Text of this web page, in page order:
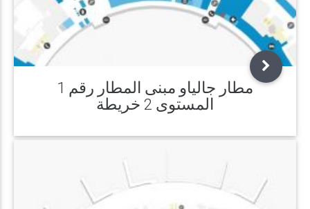
مطار جالياو مبنى المطار رقم 1
المستوى 2 خريطة